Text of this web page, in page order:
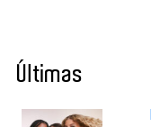
Últimas